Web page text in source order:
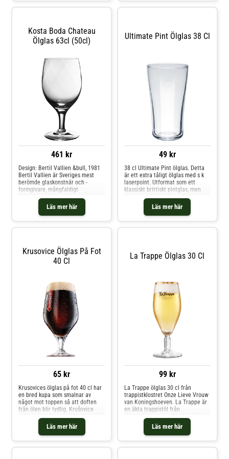
loggan tryckt.Markering för 1/3
pint, 1/2 pint och 2/3 pint på
baksidan.
Kosta Boda Chateau
Ölglas 63cl (50cl)
461 kr
Läs mer här
Design: Bertil Vallien &bull, 1981
Bertil Vallien är Sveriges mest
berömde glaskonstnär och -
formgivare, mångfaldigt
prisbelönt och rikt representerad
på världens museer. Bertil Vallien
arbetar med en mytisk, drömsk
och symbolisk motivvärld och
Ultimate Pint Ölglas 38 Cl
49 kr
Läs mer här
38 cl Ultimate Pint ölglas. Detta
är ett extra tåligt ölglas med s k
laserpoint. Utformat som ett
klassiskt brittiskt pintglas, men
extra slagtåligt vilket gör detta
glas attraktivt för exempelvis
restaurangmiljöer. Ø 9 cm H 16,2
Krusovice Ölglas På Fot
40 Cl
65 kr
Läs mer här
Krusovices ölglas på fot 40 cl har
en bred kupa som smalnar av
något mot toppen så att doften
från ölen blir tydlig. Krušovice
står skrivet på en röd banderoll på
glasets sida. Krusovice är en
Tjeckisk premiumöl som har en
uppfriskande smak med en trevlig
La Trappe Ölglas 30 Cl
99 kr
Läs mer här
La Trappe ölglas 30 cl från
trappistklostret Onze Lieve Vrouw
van Koningshoeven. La Trappe är
en äkta trappistöl från
Nederländerna. La Trappes ölglas
är eleganta glas med avlång kupa
på fot. Avnjut din La Trappe i
original ölglas! Glaset har en